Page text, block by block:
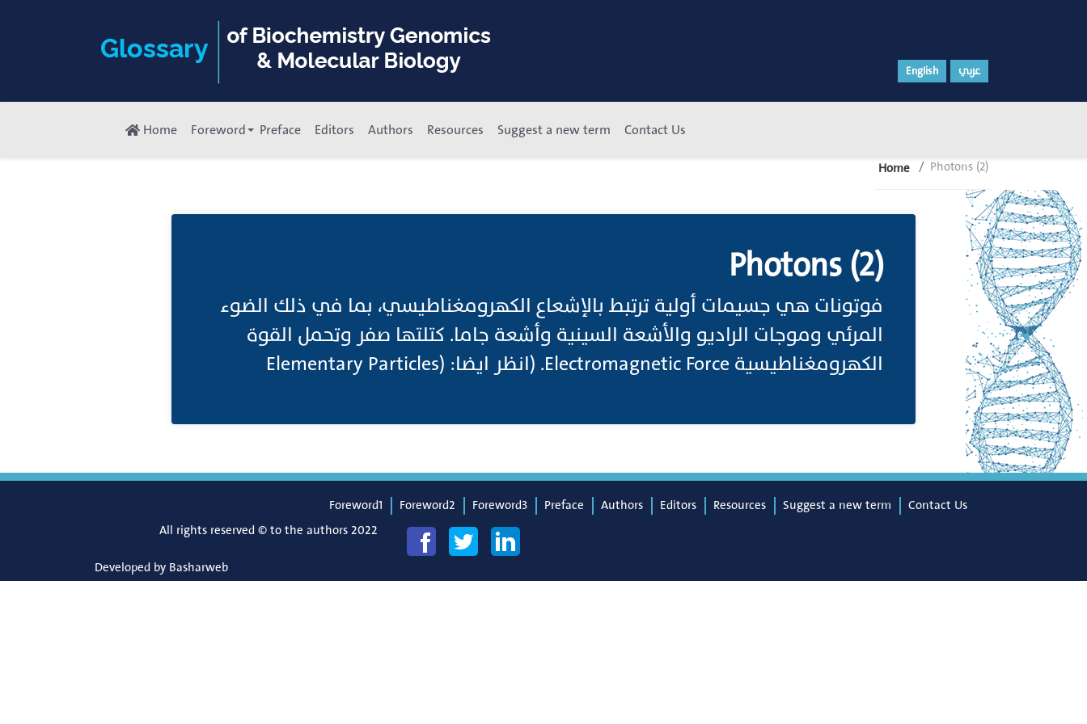
English عربي
Home Foreword Preface Editors Authors Resources Suggest a new term Contact Us
Home Photons (2)
Photons (2)
فوتونات هي جسيمات أولية ترتبط بالإشعاع الكهرومغناطيسي، بما في ذلك الضوء
المرئي وموجات الراديو والأشعة السينية وأشعة جاما. كتلتها صفر وتحمل القوة
الكهرومغناطيسية Electromagnetic Force. (انظر ايضا: (Elementary Particles
Foreword1 Foreword2 Foreword3 Preface Authors Editors Resources Suggest a new term
Contact Us
All rights reserved © to the authors 2022
Developed by Basharweb